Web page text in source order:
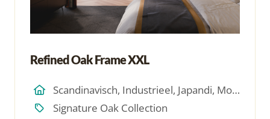
Refined Oak Frame XXL
Scandinavisch, Industrieel, Japandi, Modern, Hotel Chique, Minimalistich
Signature Oak Collection